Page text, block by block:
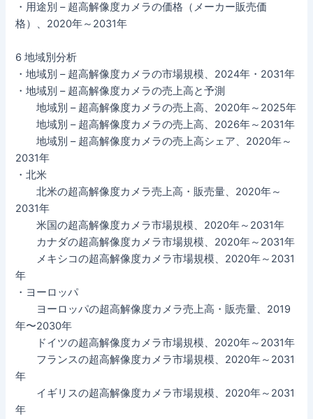
・用途別 – 超高解像度カメラの価格（メーカー販売価
格）、2020年～2031年
6 地域別分析
・地域別 – 超高解像度カメラの市場規模、2024年・2031年
・地域別 – 超高解像度カメラの売上高と予測
地域別 – 超高解像度カメラの売上高、2020年～2025年
地域別 – 超高解像度カメラの売上高、2026年～2031年
地域別 – 超高解像度カメラの売上高シェア、2020年～
2031年
・北米
北米の超高解像度カメラ売上高・販売量、2020年～
2031年
米国の超高解像度カメラ市場規模、2020年～2031年
カナダの超高解像度カメラ市場規模、2020年～2031年
メキシコの超高解像度カメラ市場規模、2020年～2031
年
・ヨーロッパ
ヨーロッパの超高解像度カメラ売上高・販売量、2019
年〜2030年
ドイツの超高解像度カメラ市場規模、2020年～2031年
フランスの超高解像度カメラ市場規模、2020年～2031
年
イギリスの超高解像度カメラ市場規模、2020年～2031
年